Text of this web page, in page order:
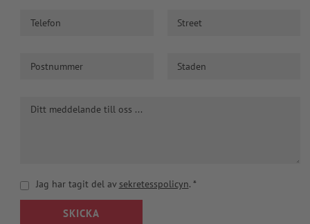
Jag har tagit del av sekretesspolicyn. *
SKICKA